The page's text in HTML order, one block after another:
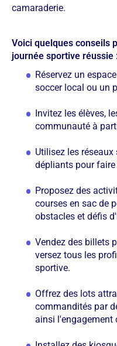
camaraderie.
Voici quelques conseils
journée sportive réussie
Réservez un
soccer local ou un
Invitez les élèves,
communauté à
Utilisez les
dépliants pour
Proposez des
courses en sac de
obstacles et défis
Vendez des billets
versez tous les
sportive.
Offrez des lots
commandités par
ainsi l'engagement